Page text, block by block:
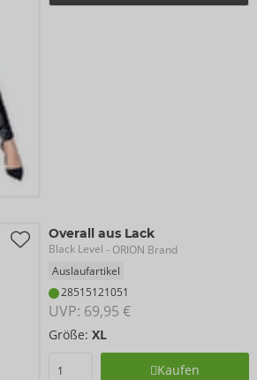
Overall aus Lack
Black Level - ORION Brand
Auslaufartikel
28515121051
UVP: 69,95 €
Größe: XL
Kaufen